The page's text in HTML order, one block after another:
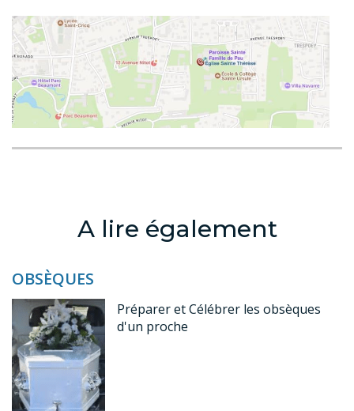
A lire également
OBSÈQUES
Préparer et Célébrer les obsèques
d'un proche